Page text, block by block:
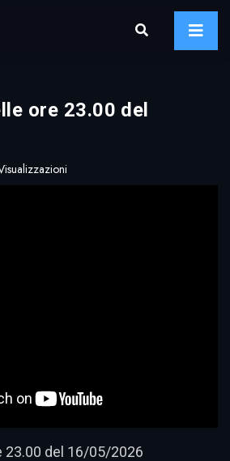
ore 23.00 del
23.00 del 16/05/2026